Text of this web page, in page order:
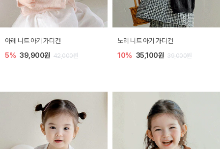
[SIZE ~6Y] 로메이 라운지 셋업
10% 23,400원 26,000원
밀라 아기 원피스
20% 27,200원 34,000원